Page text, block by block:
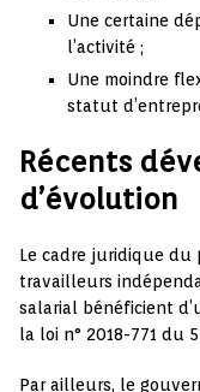
Une certaine
l’activité ;
Une moindre
statut
Récents
d’évolution
Le cadre juridique du
travailleurs
salarial bénéficient
la loi n° 2018-771 du
Par ailleurs, le